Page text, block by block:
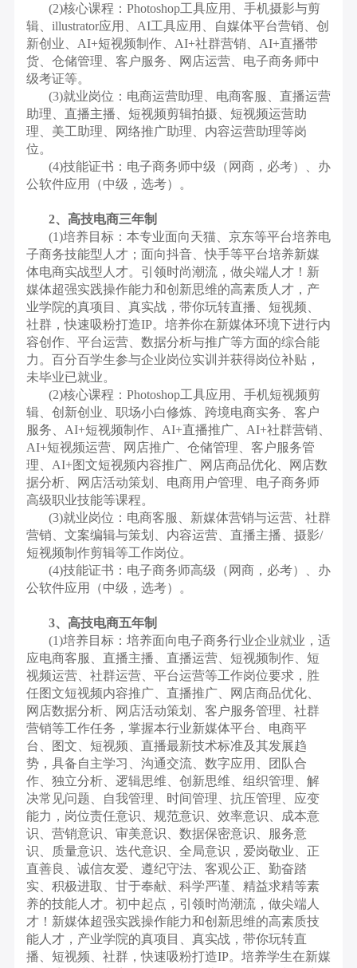
(2)核心课程：Photoshop工具应用、手机摄影与剪
辑、illustrator应用、AI工具应用、自媒体平台营销、创
新创业、AI+短视频制作、AI+社群营销、AI+直播带
货、仓储管理、客户服务、网店运营、电子商务师中
级考证等。
(3)就业岗位：电商运营助理、电商客服、直播运营
助理、直播主播、短视频剪辑拍摄、短视频运营助
理、美工助理、网络推广助理、内容运营助理等岗
位。
(4)技能证书：电子商务师中级（网商，必考）、办
公软件应用（中级，选考）。
2、高技电商三年制
(1)培养目标：本专业面向天猫、京东等平台培养电
子商务技能型人才；面向抖音、快手等平台培养新媒
体电商实战型人才。引领时尚潮流，做尖端人才！新
媒体超强实践操作能力和创新思维的高素质人才，产
业学院的真项目、真实战，带你玩转直播、短视频、
社群，快速吸粉打造IP。培养你在新媒体环境下进行内
容创作、平台运营、数据分析与推广等方面的综合能
力。百分百学生参与企业岗位实训并获得岗位补贴，
未毕业已就业。
(2)核心课程：Photoshop工具应用、手机短视频剪
辑、创新创业、职场小白修炼、跨境电商实务、客户
服务、AI+短视频制作、AI+直播推广、AI+社群营销、
AI+短视频运营、网店推广、仓储管理、客户服务管
理、AI+图文短视频内容推广、网店商品优化、网店数
据分析、网店活动策划、电商用户管理、电子商务师
高级职业技能等课程。
(3)就业岗位：电商客服、新媒体营销与运营、社群
营销、文案编辑与策划、内容运营、直播主播、摄影/
短视频制作剪辑等工作岗位。
(4)技能证书：电子商务师高级（网商，必考）、办
公软件应用（中级，选考）。
3、高技电商五年制
(1)培养目标：培养面向电子商务行业企业就业，适
应电商客服、直播主播、直播运营、短视频制作、短
视频运营、社群运营、平台运营等工作岗位要求，胜
任图文短视频内容推广、直播推广、网店商品优化、
网店数据分析、网店活动策划、客户服务管理、社群
营销等工作任务，掌握本行业新媒体平台、电商平
台、图文、短视频、直播最新技术标准及其发展趋
势，具备自主学习、沟通交流、数字应用、团队合
作、独立分析、逻辑思维、创新思维、组织管理、解
决常见问题、自我管理、时间管理、抗压管理、应变
能力，岗位责任意识、规范意识、效率意识、成本意
识、营销意识、审美意识、数据保密意识、服务意
识、质量意识、迭代意识、全局意识，爱岗敬业、正
直善良、诚信友爱、遵纪守法、客观公正、勤奋踏
实、积极进取、甘于奉献、科学严谨、精益求精等素
养的技能人才。初中起点，引领时尚潮流，做尖端人
才！新媒体超强实践操作能力和创新思维的高素质技
能人才，产业学院的真项目、真实战，带你玩转直
播、短视频、社群，快速吸粉打造IP。培养学生在新媒